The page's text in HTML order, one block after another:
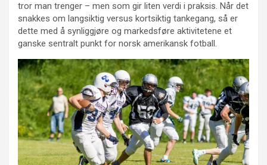
tror man trenger – men som gir liten verdi i praksis. Når det
snakkes om langsiktig versus kortsiktig tankegang, så er
dette med å synliggjøre og markedsføre aktivitetene et
ganske sentralt punkt for norsk amerikansk fotball.